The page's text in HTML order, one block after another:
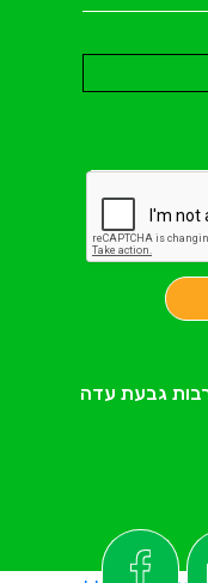
גבעת עדה